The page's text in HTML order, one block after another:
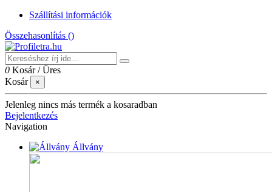
Szállítási információk
Összehasonlítás ()
0 Kosár /Üres
Kosár
×
Jelenleg nincs más termék a kosaradban
Bejelentkezés
Navigation
Állvány